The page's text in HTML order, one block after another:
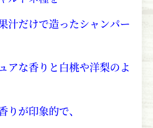
汁だけで造ったシャンパー
アな香りと白桃や洋梨のよ
りが印象的で、